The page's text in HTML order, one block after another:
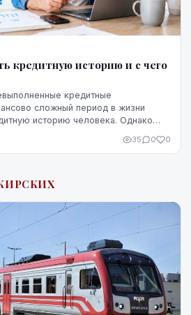
кредитную историю и с чего
кредитные
сложный период в жизни
историю человека. Однако
Кредитную историю можно
35 0 0